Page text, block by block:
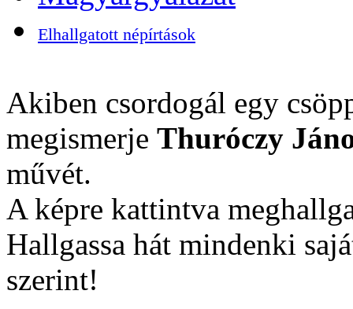
Elhallgatott népírtások
Akiben csordogál egy
megismerje Thuróczy
művét.
A képre kattintva
Hallgassa hát mindenki
szerint!